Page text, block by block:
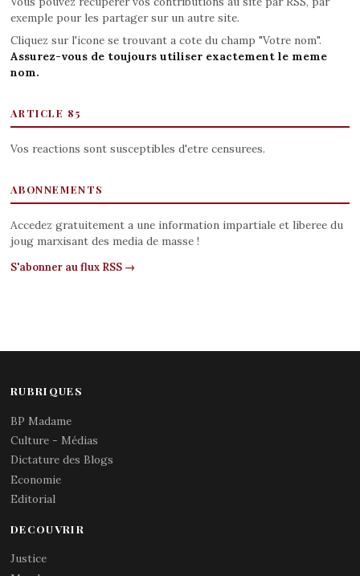
exemple pour les partager sur un autre site.
Cliquez sur l'icone se trouvant a cote du champ "Votre nom".
Assurez-vous de toujours utiliser exactement le meme
nom.
ARTICLE 85
Vos reactions sont susceptibles d'etre censurees.
ABONNEMENTS
Accedez gratuitement a une information impartiale et liberee du
joug marxisant des media de masse !
S'abonner au flux RSS →
RUBRIQUES
BP Madame
Culture - Médias
Dictature des Blogs
Economie
Editorial
DECOUVRIR
Justice